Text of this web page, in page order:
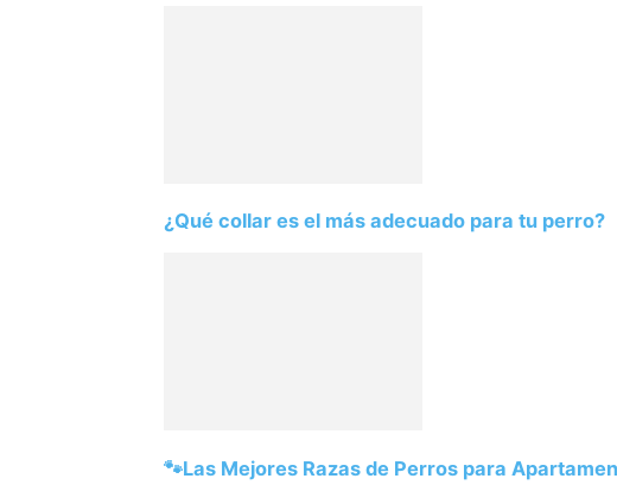
¿Qué collar es el más adecuado para tu perro?
🐾Las Mejores Razas de Perros para